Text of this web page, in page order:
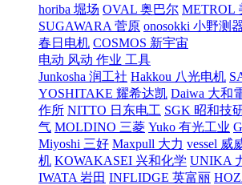
horiba 堀场 OVAL 奥巴尔 METROL
SUGAWARA 菅原 onosokki 小野测
春日电机 COSMOS 新宇宙
电动 风动 作业 工具
Junkosha 润工社 Hakkou 八光电机
YOSHITAKE 耀希达凯 Daiwa 大和
作所 NITTO 日东电工 SGK 昭和技
气 MOLDINO 三菱 Yuko 有光工业
Miyoshi 三好 Maxpull 大力 vessel 威
机 KOWAKASEI 兴和化学 UNIKA
IWATA 岩田 INFLIDGE 英富丽